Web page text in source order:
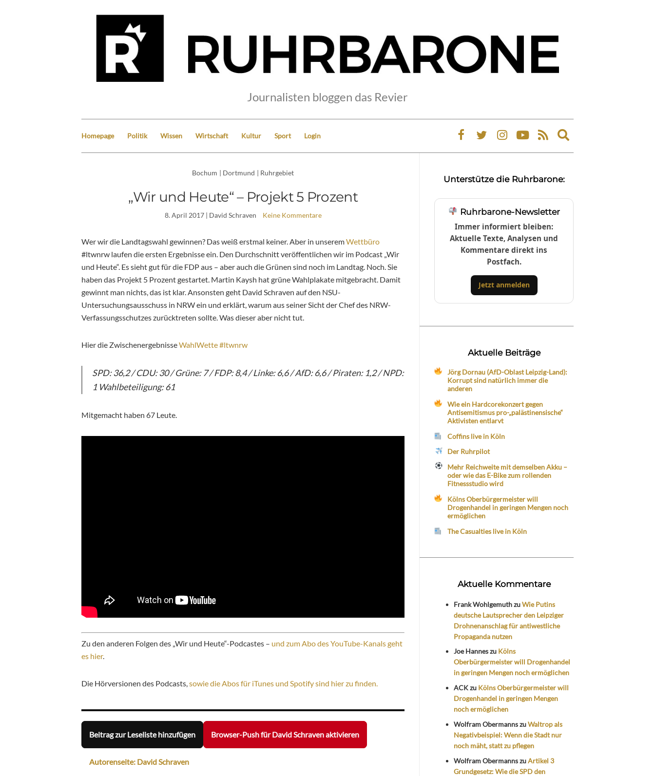
Journalisten bloggen das Revier
Homepage Politik Wissen Wirtschaft Kultur Sport Login
Expand
search
Bochum | Dortmund | Ruhrgebiet
„Wir und Heute“ – Projekt 5 Prozent
8. April 2017| David Schraven Keine Kommentare
Wer wir die Landtagswahl gewinnen? Das weiß erstmal keiner. Aber in unseremWettbüro
#ltwnrw laufen die ersten Ergebnisse ein. Den Durchschnitt veröffentlichen wir im Podcast „Wir
und Heute“. Es sieht gut für die FDP aus – aber auch die Grünen sind noch im Landtag. Noch. Sie
haben das Projekt 5 Prozent gestartet. Martin Kaysh hat grüne Wahlplakate mitgebracht. Damit
gewinnt man nichts, das ist klar. Ansonsten geht David Schraven auf den NSU-
Untersuchungsausschuss in NRW ein und erklärt, warum aus seiner Sicht der Chef des NRW-
Verfassungsschutzes zurücktreten sollte. Was dieser aber nicht tut.
Hier die ZwischenergebnisseWahlWette #ltwnrw
SPD: 36,2 / CDU: 30 / Grüne: 7 / FDP: 8,4 / Linke: 6,6 / AfD: 6,6 / Piraten: 1,2 / NPD:
1 Wahlbeteiligung: 61
Mitgemacht haben 67 Leute.
Zu den anderen Folgen des „Wir und Heute“-Podcastes – und zum Abo des YouTube-Kanals geht
es hier.
Die Hörversionen des Podcasts,sowie die Abos für iTunes und Spotify sind hier zu finden.
Beitrag zur Leseliste hinzufügen Browser-Push für David Schraven aktivieren
Autorenseite: David Schraven
Unterstütze die Ruhrbarone:
Ruhrbarone-Newsletter
Immer informiert bleiben:
Aktuelle Texte, Analysen und
Kommentare direkt ins
Postfach.
Jetzt anmelden
Aktuelle Beiträge
Jörg Dornau (AfD-Oblast Leipzig-Land):
Korrupt sind natürlich immer die
anderen
Wie ein Hardcorekonzert gegen
Antisemitismus pro-„palästinensische“
Aktivisten entlarvt
Coffins live in Köln
Der Ruhrpilot
Mehr Reichweite mit demselben Akku –
oder wie das E-Bike zum rollenden
Fitnessstudio wird
Kölns Oberbürgermeister will
Drogenhandel in geringen Mengen noch
ermöglichen
The Casualties live in Köln
Aktuelle Kommentare
Frank WohlgemuthzuWie Putins
deutsche Lautsprecher den Leipziger
Drohnenanschlag für antiwestliche
Propaganda nutzen
Joe Hanneszu Kölns
Oberbürgermeister will Drogenhandel
in geringen Mengen noch ermöglichen
ACKzu Kölns Oberbürgermeister will
Drogenhandel in geringen Mengen
noch ermöglichen
Wolfram ObermannszuWaltrop als
Negativbeispiel: Wenn die Stadt nur
noch mäht, statt zu pflegen
Wolfram ObermannszuArtikel 3
Grundgesetz: Wie die SPD den